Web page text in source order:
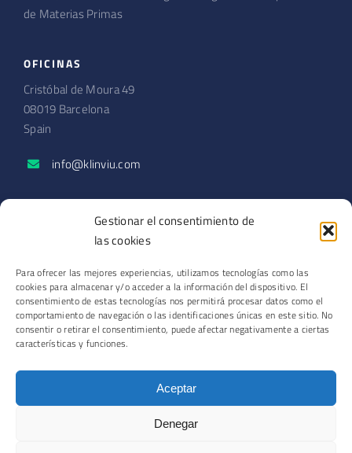
Gestionar el consentimiento de
las cookies
Para ofrecer las mejores experiencias, utilizamos tecnologías como las
cookies para almacenar y/o acceder a la información del dispositivo. El
consentimiento de estas tecnologías nos permitirá procesar datos como el
comportamiento de navegación o las identificaciones únicas en este sitio. No
consentir o retirar el consentimiento, puede afectar negativamente a ciertas
características y funciones.
Aceptar
Denegar
de Materias Primas
OFICINAS
Cristóbal de Moura 49
08019 Barcelona
Spain
info@klinviu.com
Solicitar demo
Podcast
Contacto
© Copyright 2026 | Romero Park Operations SL